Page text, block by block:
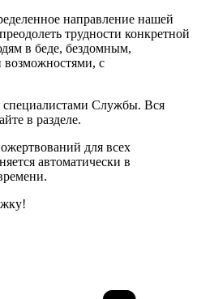
направление нашей
трудности конкретной
в беде, бездомным,
с
специалистами Службы. Вся
в разделе.
для всех
автоматически в